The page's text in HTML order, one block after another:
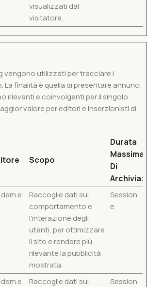
visualizzati dal
visitatore.
vengono utilizzati per tracciare i
La finalità è quella di presentare annunci
rilevanti e coinvolgenti per il singolo
valore per editori e inserzionisti di
Scopo
Durata
Massima
Di
Raccoglie dati sul
comportamento e
l'interazione degli
utenti, per ottimizzare
il sito e rendere più
rilevante la pubblicità
mostrata.
Session
e
Raccoglie dati sul
Session